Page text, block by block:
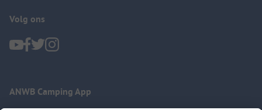
Volg ons
ANWB Camping App